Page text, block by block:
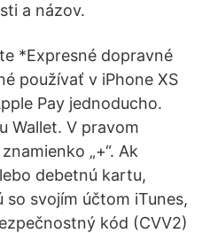
a názov.
*Expresné dopravné
používať v iPhone XS
Pay jednoducho.
Wallet. V pravom
„+“. Ak
debetnú kartu,
svojím účtom iTunes,
kód (CVV2)